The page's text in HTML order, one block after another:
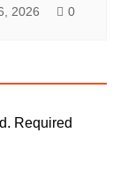
2026 0
Required